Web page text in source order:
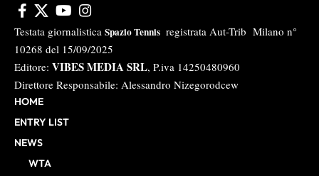
Testata giornalistica Spazio Tennis registrata Aut-Trib Milano n°
10268 del 15/09/2025
Editore: VIBES MEDIA SRL, P.iva 14250480960
Direttore Responsabile: Alessandro Nizegorodcew
HOME
ENTRY LIST
NEWS
WTA